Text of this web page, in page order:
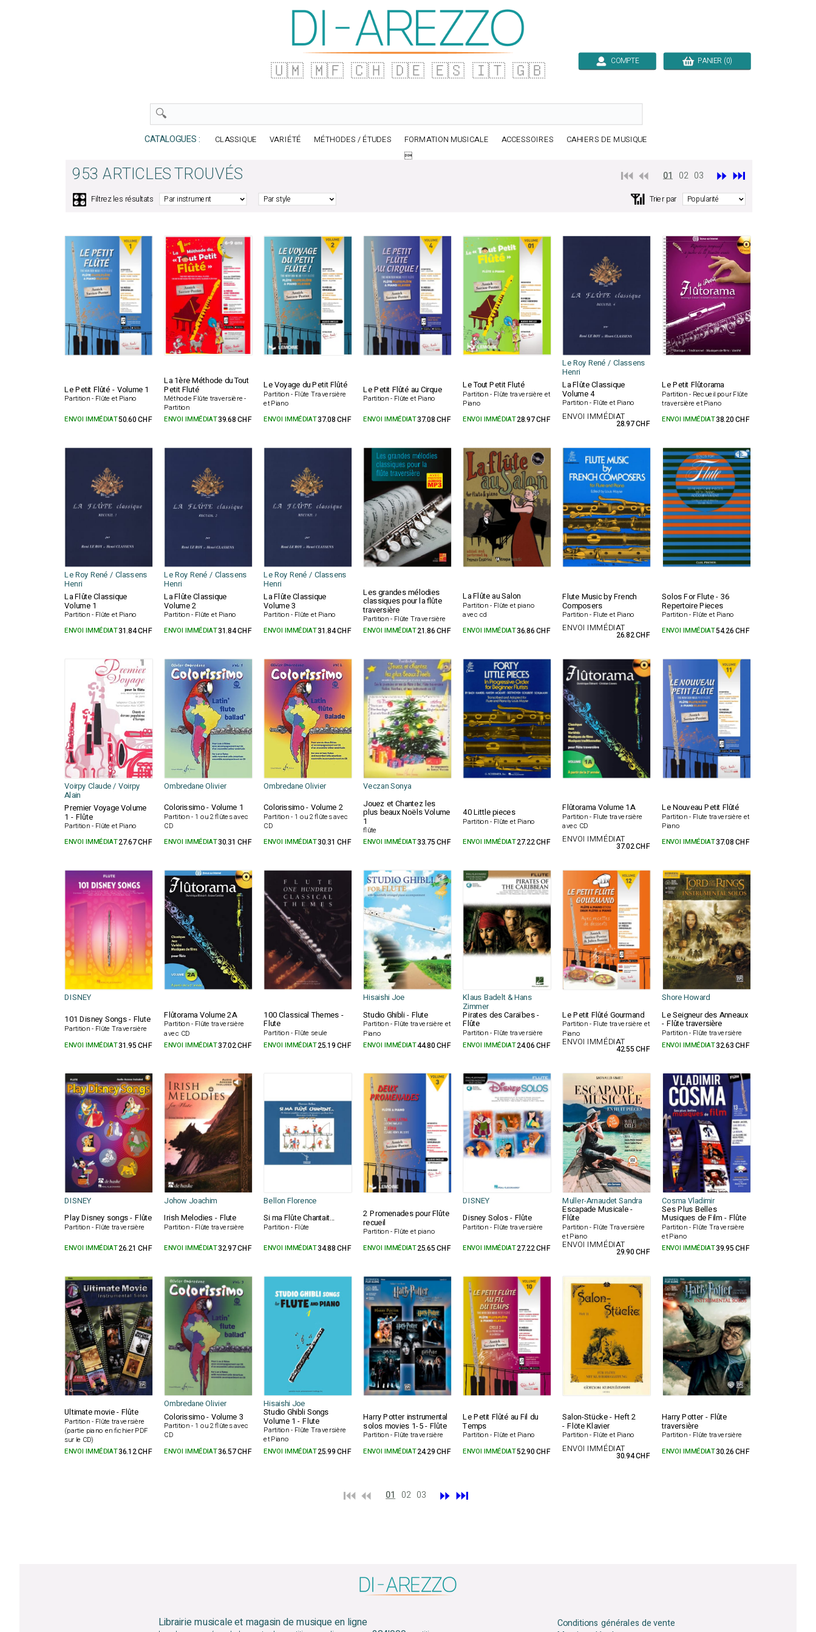
🇺🇲 🇲🇫 🇨🇭 🇩🇪 🇪🇸 🇮🇹 🇬🇧 COMPTE PANIER (0)
CATALOGUES : CLASSIQUE VARIÉTÉ MÉTHODES / ÉTUDES FORMATION MUSICALE ACCESSOIRES
CAHIERS DE MUSIQUE

953 ARTICLES TROUVÉS ⏮️ ⏪ 01 02 03 ⏩ ⏭️
🎛️ Filtrez les résultats 📶 Trier par
Le Roy René / Classens
Henri
Le Petit Flûté - Volume 1
Partition - Flûte et Piano
La 1ère Méthode du Tout
Petit Fluté
Méthode Flûte traversière -
Partition
Le Voyage du Petit Flûté
Partition - Flûte Traversière
et Piano
Le Petit Flûté au Cirque
Partition - Flûte et Piano
Le Tout Petit Fluté
Partition - Flûte traversière et
Piano
La Flûte Classique
Volume 4
Partition - Flûte et Piano
Le Petit Flûtorama
Partition - Recueil pour Flûte
traversière et Piano
ENVOI IMMÉDIAT50.60 CHF ENVOI IMMÉDIAT39.68 CHF ENVOI IMMÉDIAT37.08 CHF ENVOI IMMÉDIAT37.08 CHF ENVOI IMMÉDIAT28.97 CHF ENVOI IMMÉDIAT
28.97 CHF ENVOI IMMÉDIAT38.20 CHF
Le Roy René / Classens
Henri
Le Roy René / Classens
Henri
Le Roy René / Classens
Henri
La Flûte Classique
Volume 1
Partition - Flûte et Piano
La Flûte Classique
Volume 2
Partition - Flûte et Piano
La Flûte Classique
Volume 3
Partition - Flûte et Piano
Les grandes mélodies
classiques pour la flûte
traversière
Partition - Flûte Traversière
La Flûte au Salon
Partition - Flûte et piano
avec cd
Flute Music by French
Composers
Partition - Flute et Piano
Solos For Flute - 36
Repertoire Pieces
Partition - Flûte et Piano
ENVOI IMMÉDIAT31.84 CHF ENVOI IMMÉDIAT31.84 CHF ENVOI IMMÉDIAT31.84 CHF ENVOI IMMÉDIAT21.86 CHF ENVOI IMMÉDIAT36.86 CHF ENVOI IMMÉDIAT
26.82 CHF ENVOI IMMÉDIAT54.26 CHF
Voirpy Claude / Voirpy
Alain
Ombredane Olivier Ombredane Olivier
Veczan Sonya
Premier Voyage Volume
1 - Flûte
Partition - Flûte et Piano
Colorissimo - Volume 1
Partition - 1 ou 2 flûtes avec
CD
Colorissimo - Volume 2
Partition - 1 ou 2 flûtes avec
CD
Jouez et Chantez les
plus beaux Noëls Volume
1
flûte
40 Little pieces
Partition - Flûte et Piano
Flûtorama Volume 1A
Partition - Flute traversière
avec CD
Le Nouveau Petit Flûté
Partition - Flute traversière et
Piano
ENVOI IMMÉDIAT27.67 CHF ENVOI IMMÉDIAT30.31 CHF ENVOI IMMÉDIAT30.31 CHF ENVOI IMMÉDIAT33.75 CHF ENVOI IMMÉDIAT27.22 CHF ENVOI IMMÉDIAT
37.02 CHF ENVOI IMMÉDIAT37.08 CHF
DISNEY Hisaishi Joe Klaus Badelt & Hans
Zimmer
Shore Howard
101 Disney Songs - Flute
Partition - Flûte Traversière
Flûtorama Volume 2A
Partition - Flûte traversière
avec CD
100 Classical Themes -
Flute
Partition - Flûte seule
Studio Ghibli - Flute
Partition - Flûte traversière et
Piano
Pirates des Caraïbes -
Flûte
Partition - Flûte traversière
Le Petit Flûté Gourmand
Partition - Flute traversière et
Piano
Le Seigneur des Anneaux
- Flûte traversière
Partition - Flûte traversière
ENVOI IMMÉDIAT31.95 CHF ENVOI IMMÉDIAT37.02 CHF ENVOI IMMÉDIAT25.19 CHF ENVOI IMMÉDIAT44.80 CHF ENVOI IMMÉDIAT24.06 CHF ENVOI IMMÉDIAT
42.55 CHF ENVOI IMMÉDIAT32.63 CHF
DISNEY Johow Joachim Bellon Florence DISNEY Muller-Arnaudet Sandra
Cosma Vladimir
Play Disney songs - Flûte
Partition - Flûte traversière
Irish Melodies - Flute
Partition - Flûte traversière
Si ma Flûte Chantait...
Partition - Flûte
2 Promenades pour Flûte
recueil
Partition - Flûte et piano
Disney Solos - Flûte
Partition - Flûte traversière
Escapade Musicale -
Flûte
Partition - Flûte Traversière
et Piano
Ses Plus Belles
Musiques de Film - Flûte
Partition - Flûte Traversière
et Piano
ENVOI IMMÉDIAT26.21 CHF ENVOI IMMÉDIAT32.97 CHF ENVOI IMMÉDIAT34.88 CHF ENVOI IMMÉDIAT25.65 CHF ENVOI IMMÉDIAT27.22 CHF ENVOI IMMÉDIAT
29.90 CHF ENVOI IMMÉDIAT39.95 CHF
Ombredane Olivier Hisaishi Joe
Ultimate movie - Flûte
Partition - Flûte traversière
(partie piano en fichier PDF
sur le CD)
Colorissimo - Volume 3
Partition - 1 ou 2 flûtes avec
CD
Studio Ghibli Songs
Volume 1 - Flute
Partition - Flûte Traversière
et Piano
Harry Potter instrumental
solos movies 1-5 - Flûte
Partition - Flûte traversière
Le Petit Flûté au Fil du
Temps
Partition - Flûte et Piano
Salon-Stücke - Heft 2
- Flöte Klavier
Partition - Flûte et Piano
Harry Potter - Flûte
traversière
Partition - Flûte traversière
ENVOI IMMÉDIAT36.12 CHF ENVOI IMMÉDIAT36.57 CHF ENVOI IMMÉDIAT25.99 CHF ENVOI IMMÉDIAT24.29 CHF ENVOI IMMÉDIAT52.90 CHF ENVOI IMMÉDIAT
30.94 CHF ENVOI IMMÉDIAT30.26 CHF
⏮️ ⏪ 01 02 03 ⏩ ⏭️
Librairie musicale et magasin de musique en ligne
Conditions générales de vente